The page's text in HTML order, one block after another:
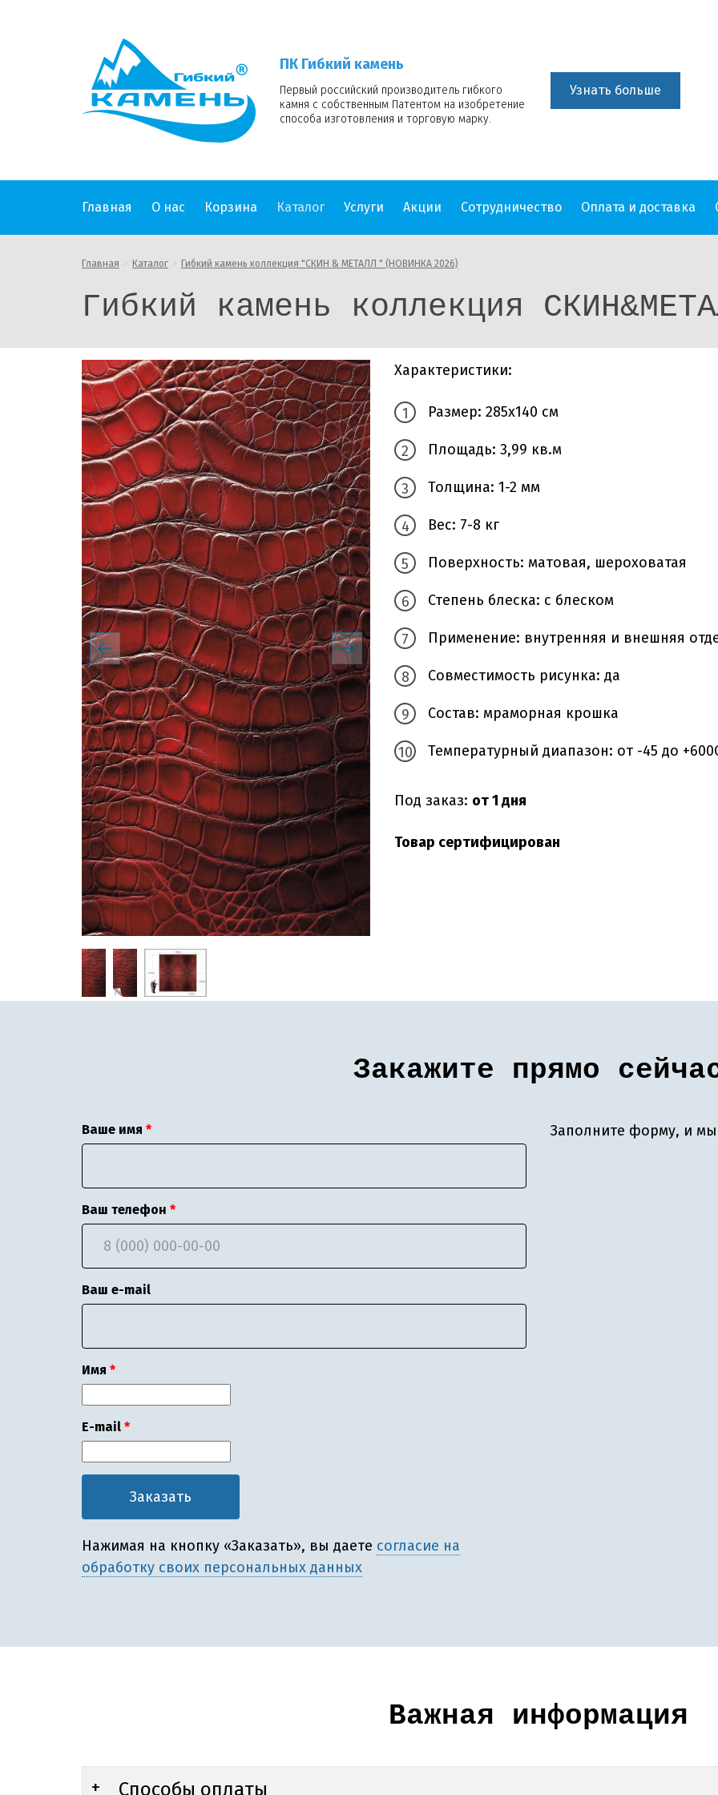
камень
ПК Гибкий камень
Первый российский производитель гибкого
камня с собственным Патентом на изобретение
способа изготовления и торговую марку.
Узнать больше
Главная О нас Корзина Каталог Услуги Акции Сотрудничество Оплата и доставка
Главная Каталог Гибкий камень коллекция "СКИН & МЕТАЛЛ " (НОВИНКА 2026)
Гибкий камень коллекция
Характеристики:
Размер: 285х140 см
Площадь: 3,99 кв.м
Толщина: 1-2 мм
Вес: 7-8 кг
Поверхность: матовая, шероховатая
Степень блеска: с блеском
Применение: внутренняя и внешняя
Совместимость рисунка: да
Состав: мраморная крошка
Температурный диапазон: от -45 до
Под заказ: от 1 дня
Товар сертифицирован
Закажите прямо
Заполните форму, и
Ваше имя
Ваш телефон
Ваш e-mail
Имя
E-mail
Нажимая на кнопку «Заказать», вы даете согласие на
обработку своих персональных данных
Важная информация
Способы оплаты